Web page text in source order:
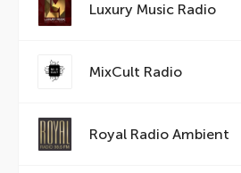
Luxury Music Radio
MixCult Radio
Royal Radio Ambient